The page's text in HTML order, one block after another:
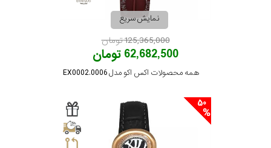
نمایش سریع
125,365,000 تومان
62,682,500 تومان
همه محصولات اکس اکو مدل EX0002.0006